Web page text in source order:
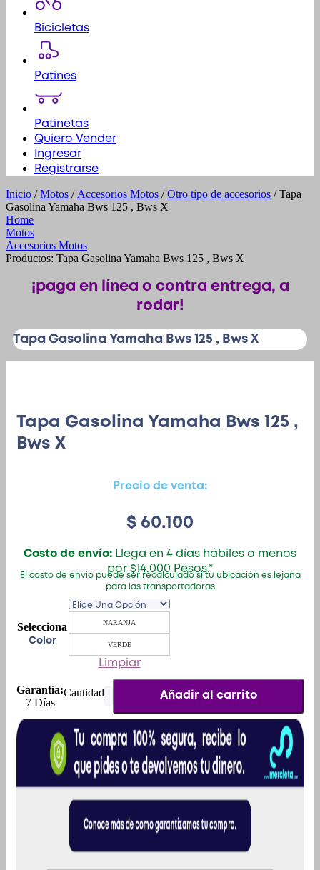
Bicicletas
Patines
Patinetas
Quiero Vender
Ingresar
Registrarse
Inicio /Motos / Accesorios Motos /Otro tipo de accesorios / Tapa
Gasolina Yamaha Bws 125 , Bws X
Home
Motos
Accesorios Motos
Productos: Tapa Gasolina Yamaha Bws 125 , Bws X
¡paga en línea o contra entrega, a
rodar!
Tapa Gasolina Yamaha Bws 125 , Bws X
Tapa Gasolina Yamaha Bws 125 ,
Bws X
Precio de venta:
$ 60.100
Costo de envío: Llega en 4 días hábiles o menos
por $14.000 Pesos.*
El costo de envío puede ser recalculado si tu ubicación es lejana
para las transportadoras
Color
NARANJA
VERDE
Limpiar
Garantía:
7 Días
Tapa
Yamaha
Bws
125
,
Bws
Añadir al carrito